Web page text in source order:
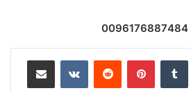
لينكدإن بينتيريست